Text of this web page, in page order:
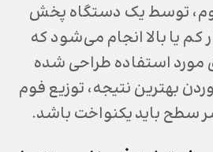
فوم، توسط یک دستگاه پخش
کم یا بالا انجام می‌شود که
مورد استفاده طراحی شده
بهترین نتیجه، توزیع فوم
سطح باید یکنواخت باشد.